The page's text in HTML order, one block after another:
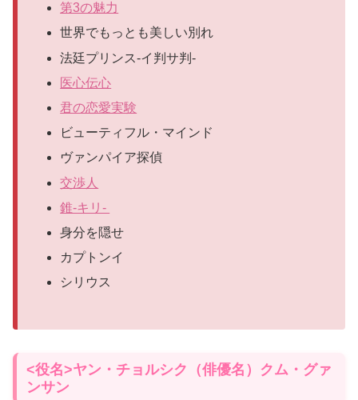
第3の魅力
世界でもっとも美しい別れ
法廷プリンス-イ判サ判-
医心伝心
君の恋愛実験
ビューティフル・マインド
ヴァンパイア探偵
交渉人
錐-キリ-
身分を隠せ
カプトンイ
シリウス
<役名>ヤン・チョルシク（俳優名）クム・グァ
ンサン